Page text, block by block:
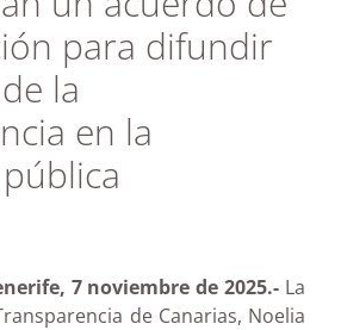
para difundir
la
en la
7 noviembre de 2025.- La
de Canarias, Noelia